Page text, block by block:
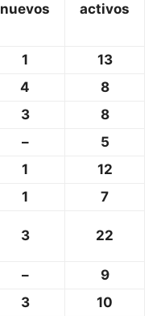
nuevos
activos
1
13
4
8
3
8
–
5
1
12
1
7
3 22
–
9
3
10